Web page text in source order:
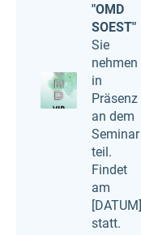
"OMD
SOEST"
Sie
nehmen
in
Präsenz
an dem
Seminar
teil.
Findet
am
[DATUM]
statt.